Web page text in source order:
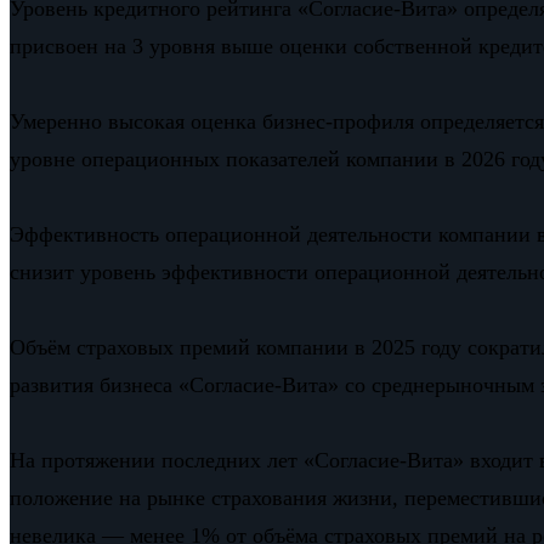
Уровень кредитного рейтинга «Согласие-Вита»
присвоен на 3 уровня выше оценки собственной
Умеренно высокая оценка бизнес-профиля
уровне операционных показателей компании в 2026
Эффективность операционной деятельности компании
снизит уровень эффективности операционной
Объём страховых премий компании в 2025 году
развития бизнеса «Согласие-Вита» со
На протяжении последних лет «Согласие-Вита»
положение на рынке страхования жизни,
невелика — менее 1% от объёма страховых премий на